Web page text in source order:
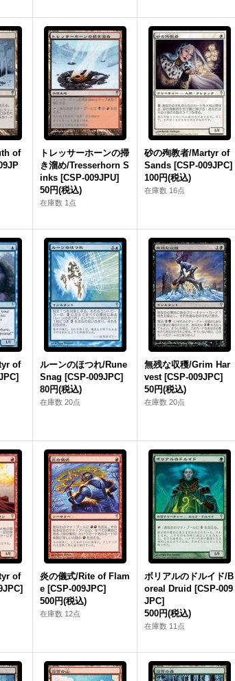
of
トレッサーホーンの掃
き溜め/Tresserhorn S
inks [CSP-009JPU]
50円(税込)
在庫数 1点
砂の殉教者/Martyr of
Sands [CSP-009JPC]
100円(税込)
在庫数 16点
of
ルーンのほつれ/Rune
Snag [CSP-009JPC]
80円(税込)
在庫数 20点
無残な収穫/Grim Har
vest [CSP-009JPC]
50円(税込)
在庫数 20点
of
炎の儀式/Rite of Flam
e [CSP-009JPC]
500円(税込)
在庫数 12点
ボリアルのドルイド/B
oreal Druid [CSP-009
JPC]
500円(税込)
在庫数 11点